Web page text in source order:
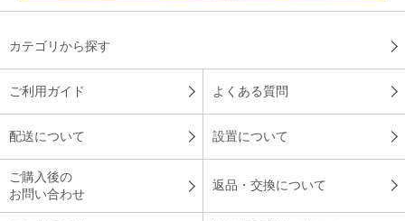
カテゴリから探す
ご利用ガイド よくある質問
配送について 設置について
ご購入後の
お問い合わせ
返品・交換について